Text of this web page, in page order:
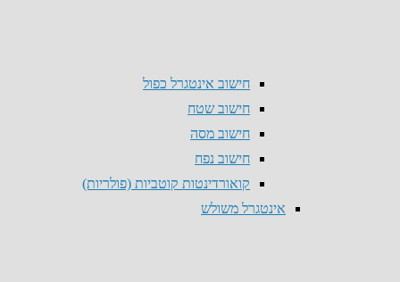
חישוב אינטגרל כפול
חישוב שטח
חישוב מסה
חישוב נפח
קואורדינטות קוטביות (פולריות)
אינטגרל משולש